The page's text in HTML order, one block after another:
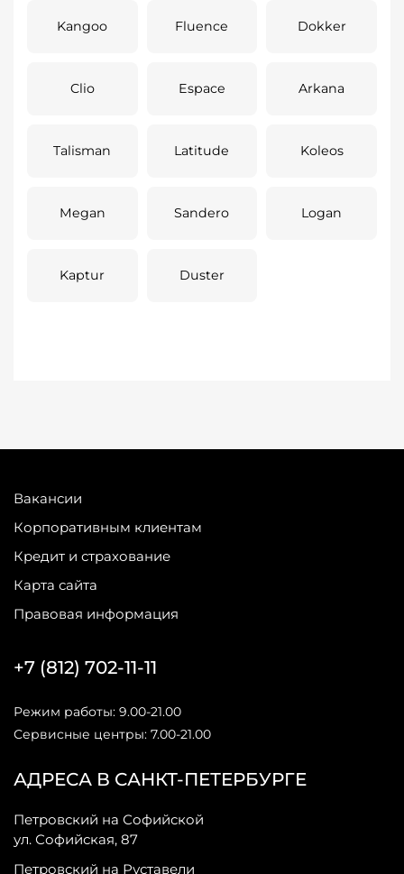
Kangoo Fluence Dokker
Clio Espace Arkana
Talisman Latitude Koleos
Megan Sandero Logan
Kaptur Duster
Вакансии
Корпоративным клиентам
Кредит и страхование
Карта сайта
Правовая информация
АДРЕСА В САНКТ-ПЕТЕРБУРГЕ
Петровский на Софийской
ул. Софийская, 87
Петровский на Руставели
+7 (812) 702-11-11
Режим работы: 9.00-21.00
Сервисные центры: 7.00-21.00